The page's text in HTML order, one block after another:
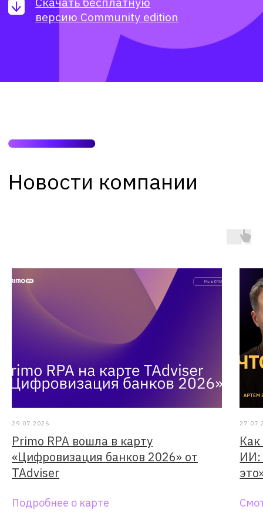
29.07.2026
Primo RPA вошла в карту
«Цифровизация банков 2026» от
TAdviser
Подробнее о карте
ИИ: